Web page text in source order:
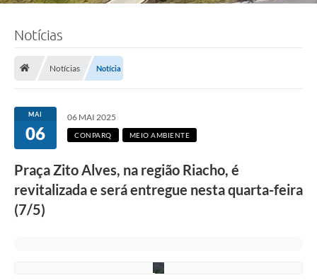
Notícias
Notícias Notícia
MAI
06
06 MAI 2025
CONPARQ MEIO AMBIENTE
Praça Zito Alves, na região Riacho, é
revitalizada e será entregue nesta quarta-feira
(7/5)
o
n
i
e
V
o